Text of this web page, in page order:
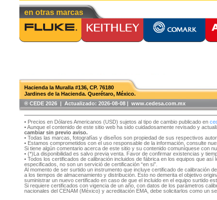
en otras marcas
Hacienda la Muralla #136, CP. 76180
Jardines de la Hacienda. Querétaro, México.
®️ CEDE 2026 | Actualizado: 2026-08-08 | www.cedesa.com.mx
• Precios en Dólares Americanos (USD) sujetos al tipo de cambio publicado en
• Aunque el contenido de este sitio web ha sido cuidadosamente revisado y
cambiar sin previo aviso.
• Todas las marcas, fotografías y diseños son propiedad de sus respectivos
• Estamos comprometidos con el uso responsable de la información, consulte
Si tiene algún comentario acerca de este sitio y su contenido comuníquese con
• (*)La disponibilidad es salvo previa venta. Favor de confirmar existencias y
• Todos los certificados de calibración incluidos de fábrica en los equipos que
especificados, no son un servició de certificación “en si”.
Al momento de ser surtido un instrumento que incluye certificado de calibración
a los tiempos de almacenamiento y distribución. Esto no demerita el objetivo
suministrar un nuevo certificado en caso de que el incluido en el equipo surtido
Si requiere certificados con vigencia de un año, con datos de los parámetros
nacionales del CENAM (México) y acreditación EMA, debe solicitarlos como un